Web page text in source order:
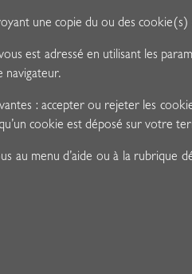
une copie du ou des
est adressé en utilisant les
: accepter ou rejeter les
cookie est déposé sur votre
au menu d’aide ou à la rubrique